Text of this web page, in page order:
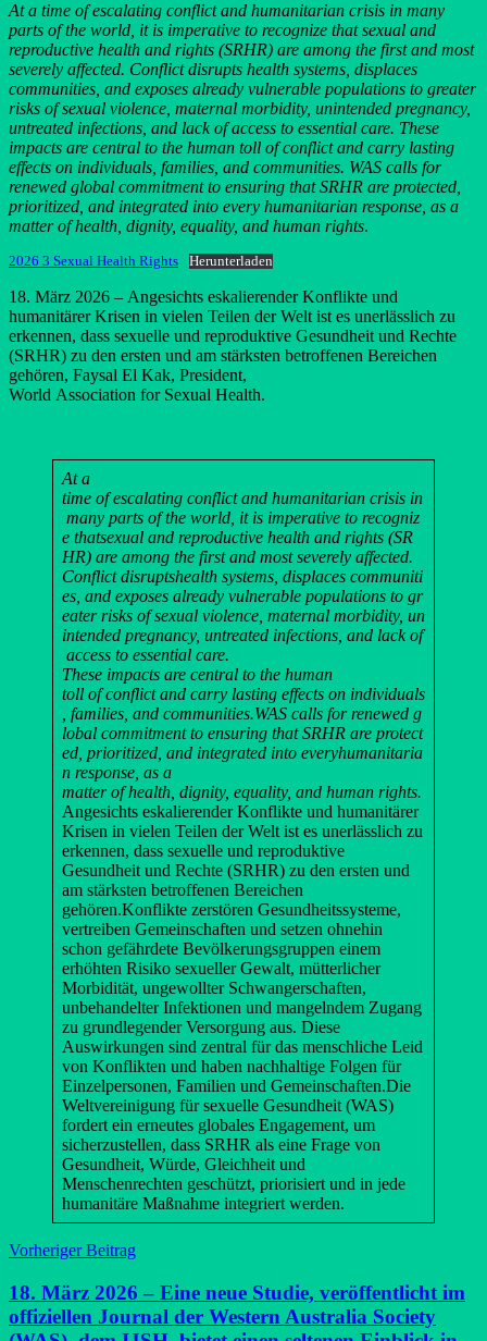
At a time of escalating conflict and humanitarian crisis in many
parts of the world, it is imperative to recognize that sexual and
reproductive health and rights (SRHR) are among the first and most
severely affected. Conflict disrupts health systems, displaces
communities, and exposes already vulnerable populations to greater
risks of sexual violence, maternal morbidity, unintended pregnancy,
untreated infections, and lack of access to essential care. These
impacts are central to the human toll of conflict and carry lasting
effects on individuals, families, and communities. WAS calls for
renewed global commitment to ensuring that SRHR are protected,
prioritized, and integrated into every humanitarian response, as a
matter of health, dignity, equality, and human rights.
2026 3 Sexual Health Rights Herunterladen
18. März 2026 – Angesichts eskalierender Konflikte und
humanitärer Krisen in vielen Teilen der Welt ist es unerlässlich zu
erkennen, dass sexuelle und reproduktive Gesundheit und Rechte
(SRHR) zu den ersten und am stärksten betroffenen Bereichen
gehören, Faysal El Kak, President,
World Association for Sexual Health.
Ata
time of escalating conflict and humanitarian crisis in
many parts of the world, it is imperative to recogniz
e thatsexual and reproductive health and rights (SR
HR) are among the first and most severely affected.
Conflict disruptshealth systems, displaces communiti
es, and exposes already vulnerable populations to gr
eater risks ofsexual violence, maternal morbidity, un
intended pregnancy, untreated infections, and lackof
access to essential care.
These impacts are central to the human
toll of conflict and carry lasting effects on individuals
, families, and communities.WAS calls for renewed g
lobal commitment to ensuring thatSRHR are protect
ed, prioritized, and integrated into everyhumanitaria
n response, as a
matterof health, dignity, equality, and human rights.
Angesichts eskalierender Konflikte und humanitärer
Krisen in vielen Teilen der Welt ist es unerlässlich zu
erkennen, dass sexuelle und reproduktive
Gesundheit und Rechte (SRHR) zu den ersten und
am stärksten betroffenen Bereichen
gehören.Konflikte zerstören Gesundheitssysteme,
vertreiben Gemeinschaften und setzen ohnehin
schon gefährdete Bevölkerungsgruppen einem
erhöhten Risiko sexueller Gewalt, mütterlicher
Morbidität, ungewollter Schwangerschaften,
unbehandelter Infektionen und mangelndem Zugang
zu grundlegender Versorgung aus. Diese
Auswirkungen sind zentral für das menschliche Leid
von Konflikten und haben nachhaltige Folgen für
Einzelpersonen, Familien und Gemeinschaften.Die
Weltvereinigung für sexuelle Gesundheit (WAS)
fordert ein erneutes globales Engagement, um
sicherzustellen, dass SRHR als eine Frage von
Gesundheit, Würde, Gleichheit und
Menschenrechten geschützt, priorisiert und in jede
humanitäre Maßnahme integriert werden.
Beitragsnavigation
Vorheriger Beitrag
18. März 2026 – Eine neue Studie, veröffentlicht im
offiziellen Journal der Western Australia Society